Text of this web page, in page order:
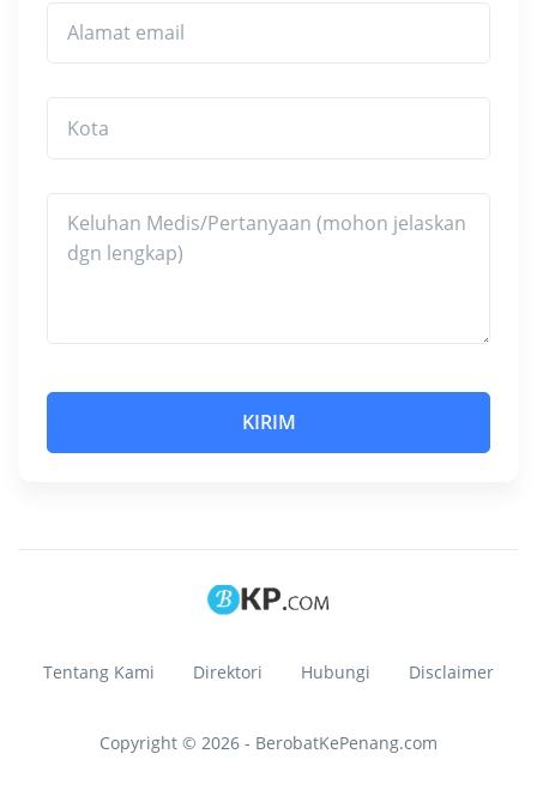
Tentang Kami Direktori Hubungi Disclaimer
Copyright © 2026 - BerobatKePenang.com